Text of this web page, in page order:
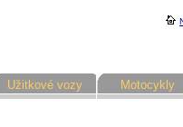
Užitkové vozy Motocykly